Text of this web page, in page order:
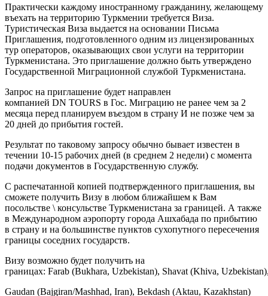
Практически каждому иностранному гражданину, желающему
въехать на территорию Туркмении требуется Виза.
Туристическая Виза выдается на основании Письма
Приглашения, подготовленного одним из лицензированных
тур операторов, оказывающих свои услуги на территории
Туркменистана. Это приглашение должно быть утверждено
Государственной Миграционной службой Туркменистана.
Запрос на приглашение будет направлен
компанией DN TOURS в Гос. Миграцию не ранее чем за 2
месяца перед планируем въездом в страну И не позже чем за
20 дней до прибытия гостей.
Результат по таковому запросу обычно бывает известен в
течении 10-15 рабочих дней (в среднем 2 недели) с момента
подачи документов в Государственную службу.
С распечатанной копией подтвержденного приглашения, вы
сможете получить Визу в любом ближайшем к Вам
посольстве \ консульстве Туркменистана за границей. А также
в Международном аэропорту города Ашхабада по прибытию
в страну и на большинстве пунктов сухопутного пересечения
границы соседних государств.
Визу возможно будет получить на
границах: Farab (Bukhara, Uzbekistan), Shavat (Khiva,
Gaudan (Bajgiran/Mashhad, Iran), Bekdash (Aktau, Kazakhstan)